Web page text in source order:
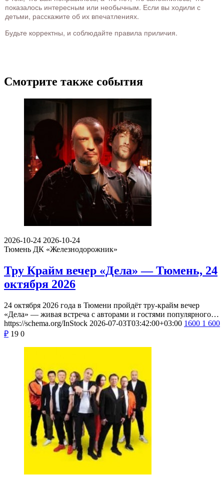
показалось интересным или необычным. Если вы ходили с
детьми, расскажите об их впечатлениях.
Будьте корректны, и соблюдайте правила приличия.
Смотрите также события
2026-10-24 2026-10-24
Тюмень ДК «Железнодорожник»
Тру Крайм вечер «Дела» — Тюмень, 24
октября 2026
24 октября 2026 года в Тюмени пройдёт тру-крайм вечер
«Дела» — живая встреча с авторами и гостями популярного…
https://schema.org/InStock 2026-07-03T03:42:00+03:00 1600 1 600
₽ 19 0